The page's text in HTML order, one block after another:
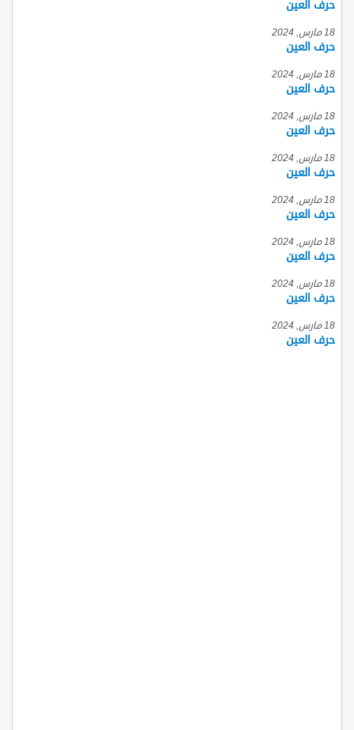
حرف العين
18 مارس, 2024
حرف العين
18 مارس, 2024
حرف العين
18 مارس, 2024
حرف العين
18 مارس, 2024
حرف العين
18 مارس, 2024
حرف العين
18 مارس, 2024
حرف العين
18 مارس, 2024
حرف العين
18 مارس, 2024
حرف العين